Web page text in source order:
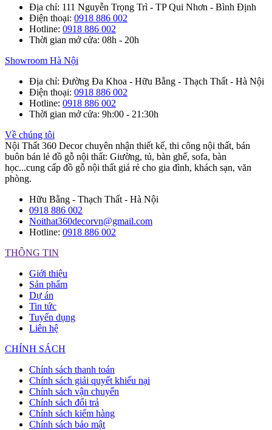
Địa chỉ: 111 Nguyễn Trọng Trì - TP Qui Nhơn - Bình Định
Điện thoại: 0918 886 002
Hotline: 0918 886 002
Thời gian mở cửa: 08h - 20h
Showroom Hà Nội
Địa chỉ: Đường Đa Khoa - Hữu Bằng - Thạch Thất - Hà Nội
Điện thoại: 0918 886 002
Hotline: 0918 886 002
Thời gian mở cửa: 9h:00 - 21:30h
Về chúng tôi
Nội Thất 360 Decor chuyên nhận thiết kế, thi công nội thất, bán
buôn bán lẻ đồ gỗ nội thất: Giường, tủ, bàn ghế, sofa, bàn
học...cung cấp đồ gỗ nội thất giá rẻ cho gia đình, khách sạn, văn
phòng.
Hữu Bằng - Thạch Thất - Hà Nội
0918 886 002
Noithat360decorvn@gmail.com
Hotline: 0918 886 002
THÔNG TIN
Giới thiệu
Sản phẩm
Dự án
Tin tức
Tuyển dụng
Liên hệ
CHÍNH SÁCH
Chính sách thanh toán
Chính sách giải quyết khiếu nại
Chính sách vận chuyển
Chính sách đổi trả
Chính sách kiểm hàng
Chính sách bảo mật